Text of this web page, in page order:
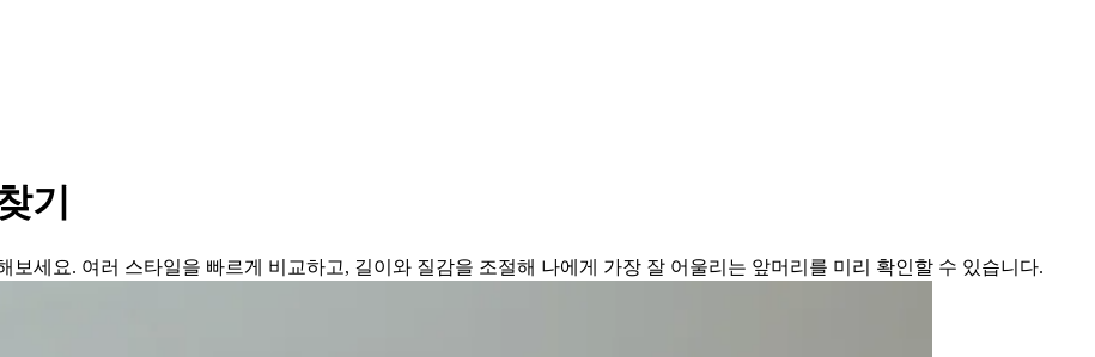
기
세요. 여러 스타일을 빠르게 비교하고, 길이와 질감을 조절해 나에게 가장 잘 어울리는 앞머리를 미리 확인할 수 있습니다.